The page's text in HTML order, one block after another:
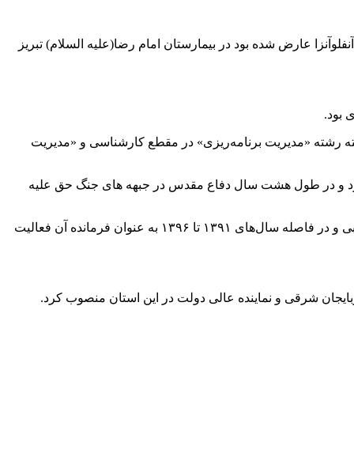
عارض شده بود در بیمارستان امام رضا(علیه السلام) تبریز
بود.
آمد، وی دانش‌آموخته رشته «مدیریت برنامه‌ریزی» در مقطع کارشناسی و «مدیریت
روی آورد و در طول هشت سال دفاع مقدس در جبهه های جنگ حق علیه
وی پس از طی دوره های آموزشی تخصصی در سپاه پاسداران انقلاب اسلامی، از ۱۳۸۹ تا ۱۳۹۱ جانشین فرمانده «سپاه شهدا» آذربایجان غربی و در فاصله سال‌های ۱۳۹۱ تا ۱۳۹۶ به‌ عنوان فرمانده آن فعالیت